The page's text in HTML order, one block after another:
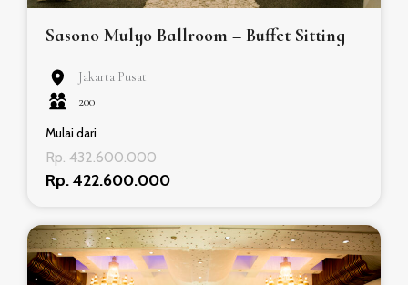
Sasono Mulyo Ballroom – Buffet Sitting
Jakarta Pusat
200
Mulai dari
Rp. 432.600.000
Rp. 422.600.000